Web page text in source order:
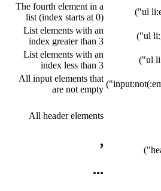
The fourth element in a
list (index starts at 0)
List elements with an
index greater than 3
List elements with an
index less than 3
All input elements that
are not empty
All header elements
,
...